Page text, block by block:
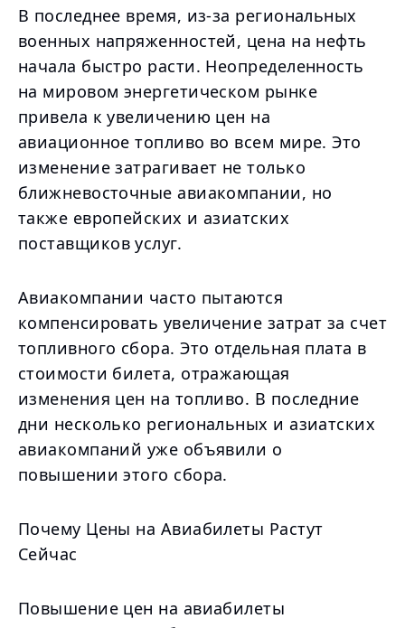
В последнее время, из-за региональных
военных напряженностей, цена на нефть
начала быстро расти. Неопределенность
на мировом энергетическом рынке
привела к увеличению цен на
авиационное топливо во всем мире. Это
изменение затрагивает не только
ближневосточные авиакомпании, но
также европейских и азиатских
поставщиков услуг.
Авиакомпании часто пытаются
компенсировать увеличение затрат за счет
топливного сбора. Это отдельная плата в
стоимости билета, отражающая
изменения цен на топливо. В последние
дни несколько региональных и азиатских
авиакомпаний уже объявили о
повышении этого сбора.
Почему Цены на Авиабилеты Растут
Сейчас
Повышение цен на авиабилеты